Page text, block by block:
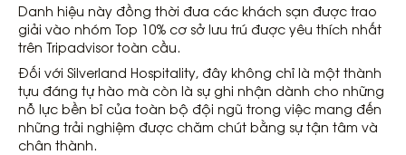
Danh hiệu này đồng thời đưa các khách sạn được trao
giải vào nhóm Top 10% cơ sở lưu trú được yêu thích nhất
trên Tripadvisor toàn cầu.
Đối với Silverland Hospitality, đây không chỉ là một thành
tựu đáng tự hào mà còn là sự ghi nhận dành cho những
nỗ lực bền bỉ của toàn bộ đội ngũ trong việc mang đến
những trải nghiệm được chăm chút bằng sự tận tâm và
chân thành.